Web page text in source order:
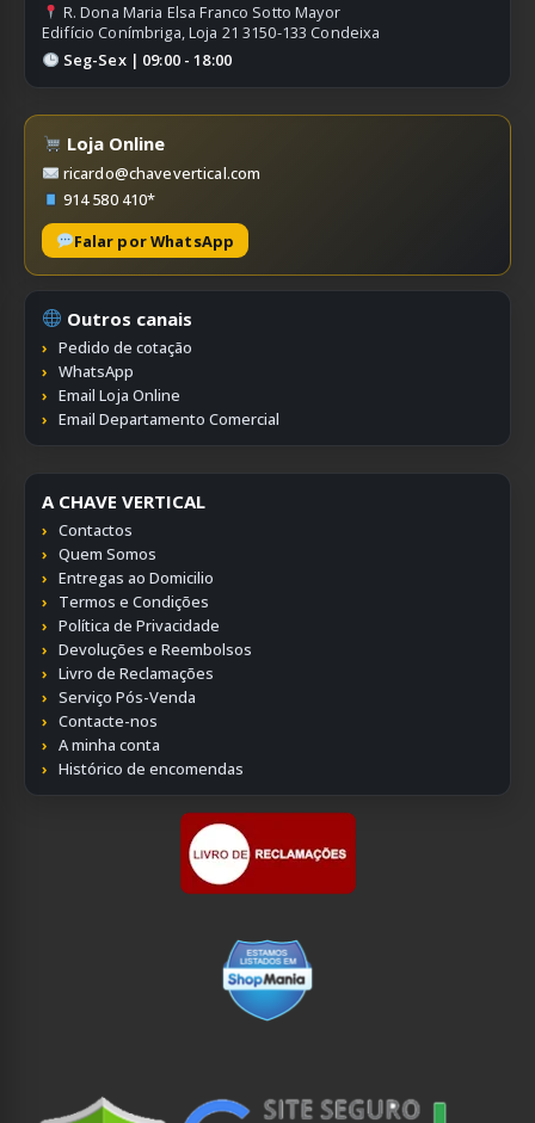
R. Dona Maria Elsa Franco Sotto Mayor
Edifício Conímbriga, Loja 21 3150-133 Condeixa
Seg-Sex | 09:00 - 18:00
Loja Online
ricardo@chavevertical.com
914 580 410*
Falar por WhatsApp
Outros canais
Pedido de cotação
WhatsApp
Email Loja Online
Email Departamento Comercial
A CHAVE VERTICAL
Contactos
Quem Somos
Entregas ao Domicilio
Termos e Condições
Política de Privacidade
Devoluções e Reembolsos
Livro de Reclamações
Serviço Pós-Venda
Contacte-nos
A minha conta
Histórico de encomendas